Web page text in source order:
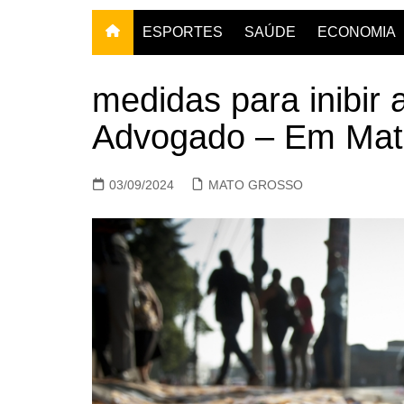
ESPORTES SAÚDE ECONOMIA
medidas para inibir
Advogado – Em
03/09/2024 MATO GROSSO